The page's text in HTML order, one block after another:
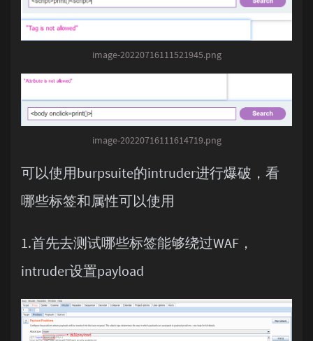
image-20220716111521945.png
image-20220716111614719.png
可以使用burpsuite的intruder进行爆破，看
哪些标签和属性可以使用
1.首先去测试哪些标签能够绕过WAF，
intruder设置payload